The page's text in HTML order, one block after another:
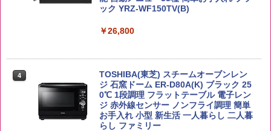
￥3,396
新潟県産新之助 無洗米 5kg 令和7年産
容量 4リットル
￥4,329
らに塩分控えめ 78g×12個
￥2,989
ック YRZ-WF150TV(B)
￥26,800
4
TOSHIBA(東芝) スチームオーブンレン
ジ 石窯ドーム ER-D80A(K) ブラック 25
0℃ 1段調理 フラットテーブル 電子レン
ジ 赤外線センサー ノンフライ調理 簡単
お手入れ 小型 新生活 一人暮らし 二人暮
らし ファミリー